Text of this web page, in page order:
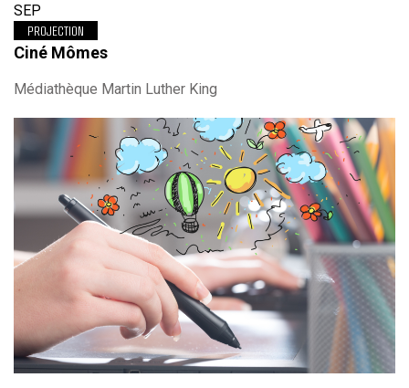
SEP
PROJECTION
Ciné Mômes
Médiathèque Martin Luther King